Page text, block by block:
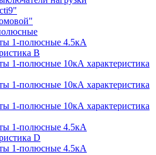
1-полюсные 4.5кА
В
1-полюсные 10кА характеристика
1-полюсные 10кА характеристика
1-полюсные 10кА характеристика
1-полюсные 4.5кА
D
1-полюсные 4.5кА